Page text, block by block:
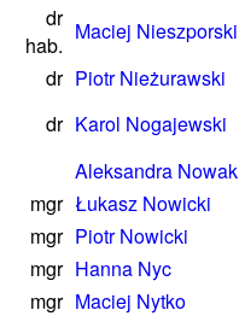
dr
hab.
Maciej Nieszporski
dr Piotr Nieżurawski
dr Karol Nogajewski
Aleksandra Nowak
mgr Łukasz Nowicki
mgr Piotr Nowicki
mgr Hanna Nyc
mgr Maciej Nytko